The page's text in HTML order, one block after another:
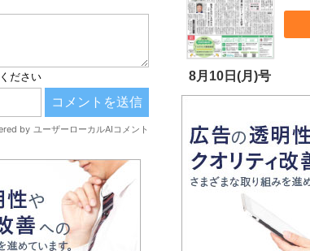
8月10日(月)号